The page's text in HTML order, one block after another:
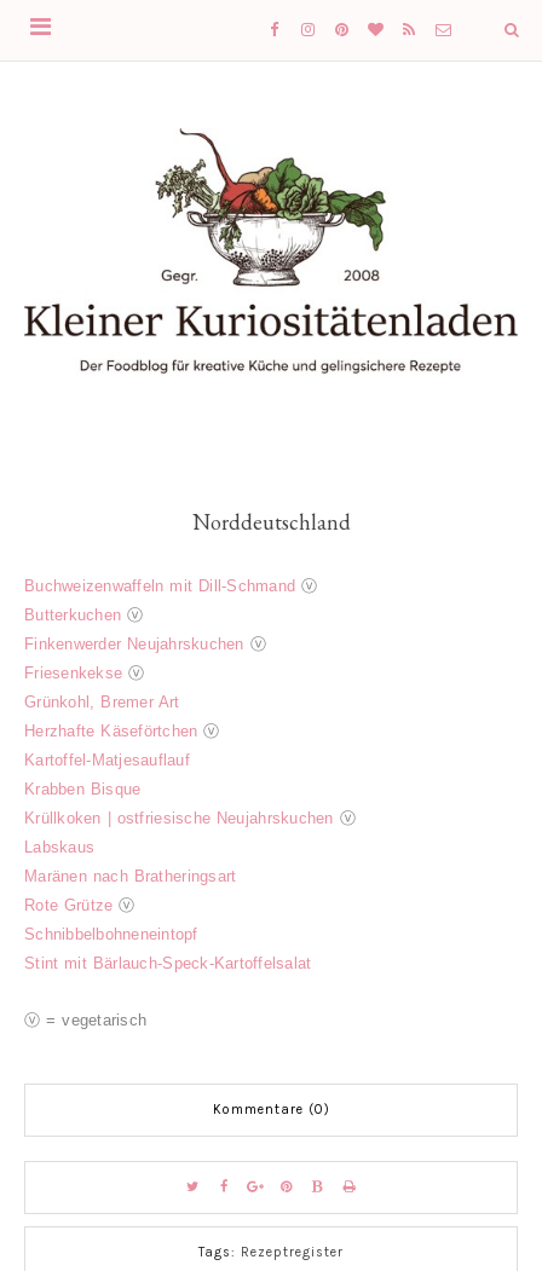
Norddeutschland
Buchweizenwaffeln mit Dill-Schmand ⓥ
Butterkuchen ⓥ
Finkenwerder Neujahrskuchen ⓥ
Friesenkekse ⓥ
Grünkohl, Bremer Art
Herzhafte Käseförtchen ⓥ
Kartoffel-Matjesauflauf
Krabben Bisque
Krüllkoken | ostfriesische Neujahrskuchen ⓥ
Labskaus
Maränen nach Bratheringsart
Rote Grütze ⓥ
Schnibbelbohneneintopf
Stint mit Bärlauch-Speck-Kartoffelsalat
ⓥ = vegetarisch
Kommentare (0)
Tags: Rezeptregister